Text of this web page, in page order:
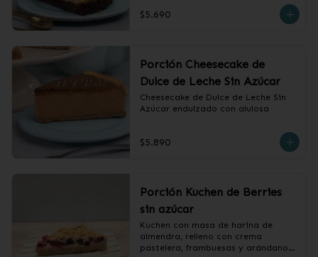
$5.690
Porción Cheesecake de
Dulce de Leche Sin Azúcar
Cheesecake de Dulce de Leche Sin
Azúcar endulzado con alulosa
$5.890
Porción Kuchen de Berries
sin azúcar
Kuchen con masa de harina de
almendra, relleno con crema
pastelera, frambuesas y arándanos,